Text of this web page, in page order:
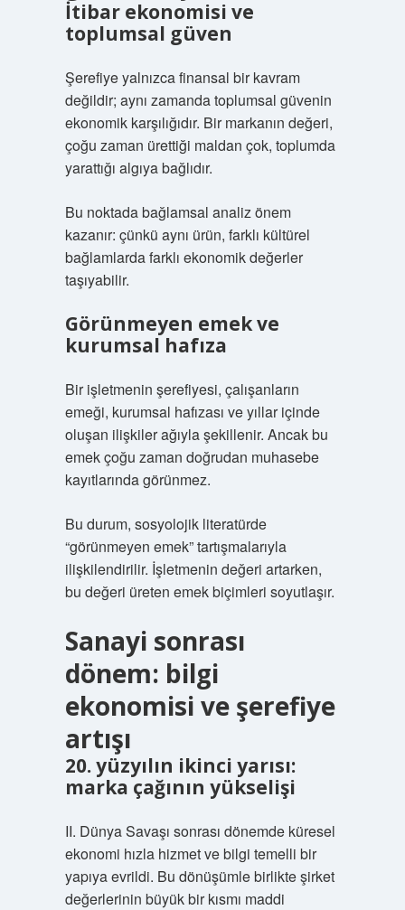
İtibar ekonomisi ve
toplumsal güven
Şerefiye yalnızca finansal bir kavram
değildir; aynı zamanda toplumsal güvenin
ekonomik karşılığıdır. Bir markanın değeri,
çoğu zaman ürettiği maldan çok, toplumda
yarattığı algıya bağlıdır.
Bu noktadabağlamsal analizönem
kazanır: çünkü aynı ürün, farklı kültürel
bağlamlarda farklı ekonomik değerler
taşıyabilir.
Görünmeyen emek ve
kurumsal hafıza
Bir işletmenin şerefiyesi, çalışanların
emeği, kurumsal hafızası ve yıllar içinde
oluşan ilişkiler ağıyla şekillenir. Ancak bu
emek çoğu zaman doğrudan muhasebe
kayıtlarında görünmez.
Bu durum, sosyolojik literatürde
“görünmeyen emek” tartışmalarıyla
ilişkilendirilir. İşletmenin değeri artarken,
bu değeri üreten emek biçimleri soyutlaşır.
Sanayi sonrası
dönem: bilgi
ekonomisi ve şerefiye
artışı
20. yüzyılın ikinci yarısı:
marka çağının yükselişi
II. Dünya Savaşı sonrası dönemde küresel
ekonomi hızla hizmet ve bilgi temelli bir
yapıya evrildi. Bu dönüşümle birlikte şirket
değerlerinin büyük bir kısmı maddi